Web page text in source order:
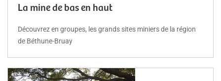
La mine de bas en haut
Découvrez en groupes, les grands sites miniers de la région
de Béthune-Bruay